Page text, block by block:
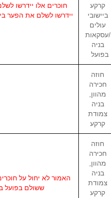
קרקע
ביישובי
עולים
/עסקאות
בניה
בפועל
חוכרים אלו יידרשו
חוזה
חכירה
מהוון,
בניה
צמודת
קרקע
חוזה
חכירה
מהוון,
בניה
צמודת
קרקע
ששולם בפועל בגין רכישת